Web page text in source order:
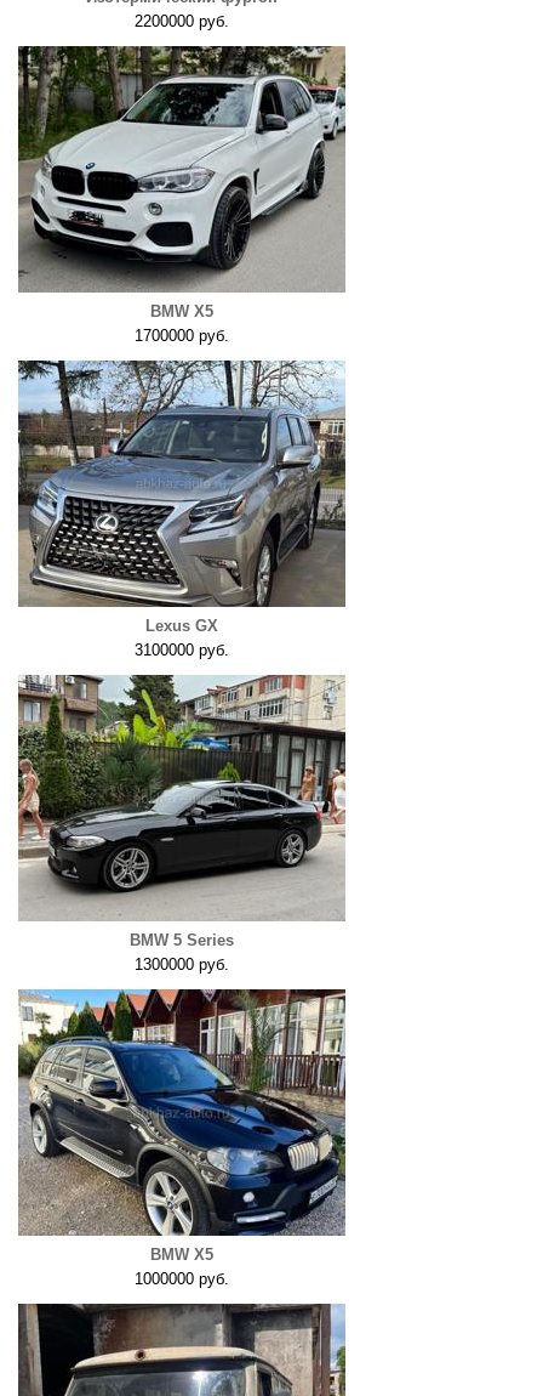
2200000 руб.
BMW X5
1700000 руб.
Lexus GX
3100000 руб.
BMW 5 Series
1300000 руб.
BMW X5
1000000 руб.